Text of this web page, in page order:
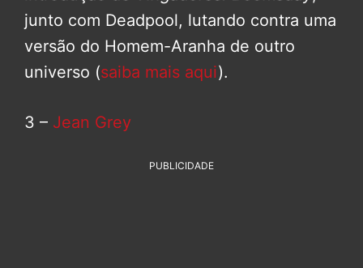
junto com Deadpool, lutando contra uma
versão do Homem-Aranha de outro
universo (saiba mais aqui).
3 – Jean Grey
PUBLICIDADE